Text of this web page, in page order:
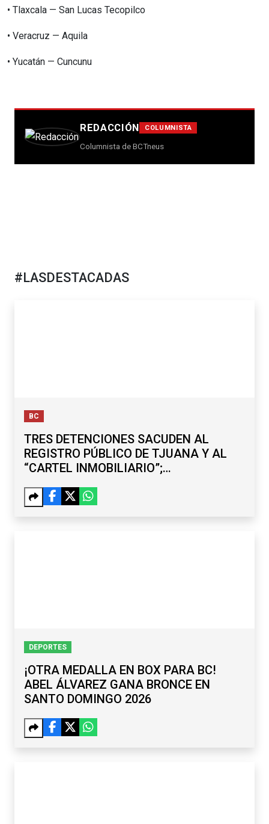
•⁠ ⁠Tlaxcala — San Lucas Tecopilco
•⁠ ⁠Veracruz — Aquila
•⁠ ⁠Yucatán — Cuncunu
REDACCIÓN COLUMNISTA
Columnista de BCTneus
#LASDESTACADAS
BC
TRES DETENCIONES SACUDEN AL
REGISTRO PÚBLICO DE TJUANA Y AL
“CARTEL INMOBILIARIO”;
ENTRE LOS CAPTURADOS
DEPORTES
¡OTRA MEDALLA EN BOX PARA BC!
ABEL ÁLVAREZ GANA BRONCE EN
SANTO DOMINGO 2026